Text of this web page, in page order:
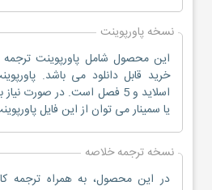
نسخه پاورپوینت
این محصول شامل پاورپوینت
اسلاید و 5 فصل است. در صورت
یا سمینار می توان از این فایل
نسخه ترجمه خلاصه
در این محصول، به همراه ترجمه